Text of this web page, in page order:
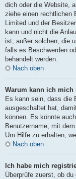
dich oder die Website,
ziehe einen rechtlichen
Limited und der
kann und nicht die
ist; außer solchen, die
falls es Beschwerden
behandelt werden.
Nach oben
Warum kann ich
Es kann sein, dass die
ausgeschaltet hat,
können. Es könnte
Benutzername, mit
Um Hilfe zu erhalten,
Nach oben
Ich habe mich
Überprüfe zuerst, ob